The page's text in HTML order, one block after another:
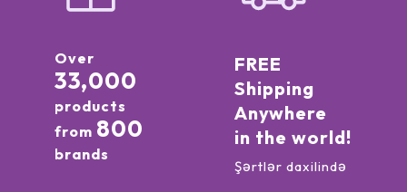
Over
33,000
products
from 800
brands
FREE
Shipping
Anywhere
in the world!
Şərtlər daxilində